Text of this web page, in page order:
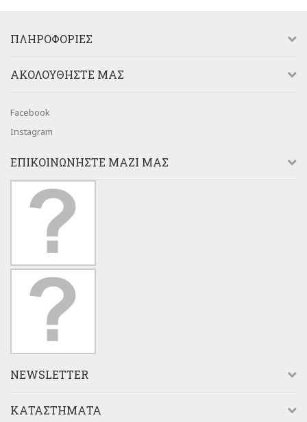
ΠΛΗΡΟΦΟΡΊΕΣ
AΚΟΛΟΥΘΉΣΤΕ ΜΑΣ
Facebook
Instagram
ΕΠΙΚΟΙΝΩΝΉΣΤΕ ΜΑΖΊ ΜΑΣ
NEWSLETTER
ΚΑΤΑΣΤΉΜΑΤΑ